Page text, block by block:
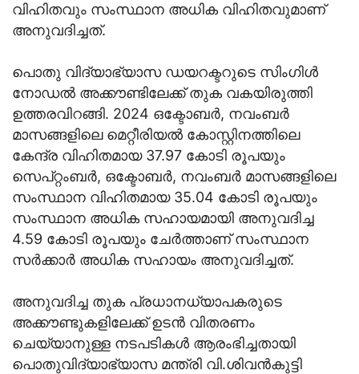
വിഹിതവും സംസ്ഥാന അധിക വിഹിതവുമാണ്‌
അനുവദിച്ചത്‌.
പൊതു വിദ്യാഭ്യാസ ഡയറക്ടറുടെ സിംഗിൾ
നോഡൽ അക്കൗണ്ടിലേക്ക് തുക വകയിരുത്തി
ഉത്തരവിറങ്ങി. 2024 ഒക്ടോബർ, നവംബർ
മാസങ്ങളിലെ മെറ്റീരിയൽ കോസ്റ്റിനത്തിലെ
കേന്ദ്ര വിഹിതമായ 37.97 കോടി രൂപയും
സെപ്റ്റംബർ, ഒക്ടോബർ, നവംബർ മാസങ്ങളിലെ
സംസ്ഥാന വിഹിതമായ 35.04 കോടി രൂപയും
സംസ്ഥാന അധിക സഹായമായി അനുവദിച്ച
4.59 കോടി രൂപയും ചേർത്താണ്‌ സംസ്ഥാന
സർക്കാർ അധിക സഹായം അനുവദിച്ചത്‌.
അനുവദിച്ച തുക പ്രധാനധ്യാപകരുടെ
അക്കൗണ്ടുകളിലേക്ക്‌ ഉടൻ വിതരണം
ചെയ്യാനുള്ള നടപടികൾ ആരംഭിച്ചതായി
പൊതുവിദ്യാഭ്യാസ മന്ത്രി വി.ശിവൻകുട്ടി